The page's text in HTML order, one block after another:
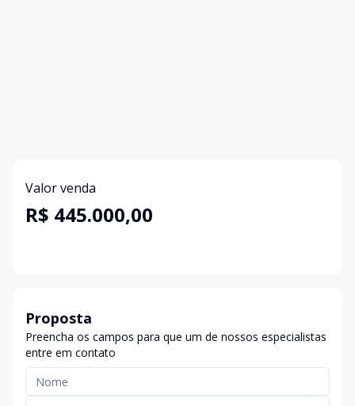
Valor venda
R$ 445.000,00
Proposta
Preencha os campos para que um de nossos especialistas
entre em contato